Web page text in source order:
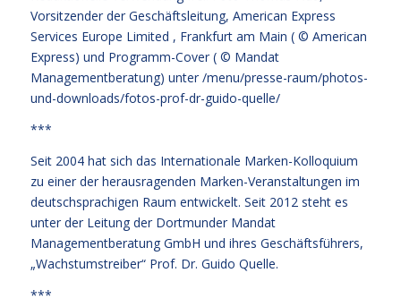
Vorsitzender der Geschäftsleitung, American Express
Services Europe Limited , Frankfurt am Main ( © American
Express) und Programm-Cover ( © Mandat
Managementberatung) unter /menu/presse-raum/photos-
und-downloads/fotos-prof-dr-guido-quelle/
***
Seit 2004 hat sich das Internationale Marken-Kolloquium
zu einer der herausragenden Marken-Veranstaltungen im
deutschsprachigen Raum entwickelt. Seit 2012 steht es
unter der Leitung der Dortmunder Mandat
Managementberatung GmbH und ihres Geschäftsführers,
„Wachstumstreiber“ Prof. Dr. Guido Quelle.
***